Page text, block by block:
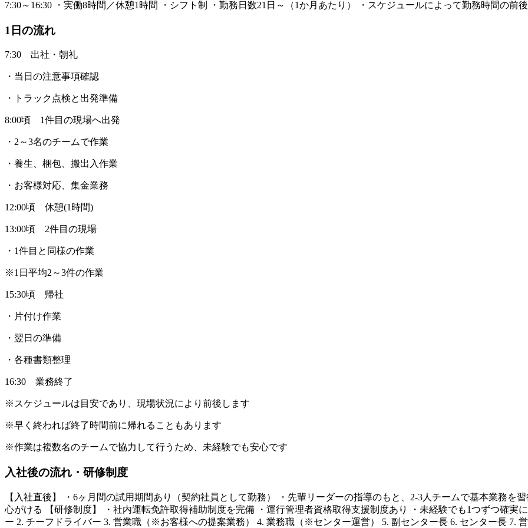
7:30～16:30 ・実働8時間／休憩1時間 ・シフト制 ・勤務日数21日～（1か月あたり） ・スケジュールによって勤務時間の前
1日の流れ
7:30 出社・朝礼
・当日の注意事項確認
・トラック点検と出発準備
8:00頃 1件目の現場へ出発
・2～3名のチームで作業
・養生、梱包、搬出入作業
・お客様対応、集金業務
12:00頃 休憩(1時間)
13:00頃 2件目の現場
・1件目と同様の作業
※1日平均2～3件の作業
15:30頃 帰社
・片付け作業
・翌日の準備
・各種書類整理
16:30 業務終了
※スケジュールは目安であり、現場状況により前後します
※早く終われば終了時間前に帰れることもあります
※作業は複数名のチームで協力して行うため、未経験でも安心です
入社後の流れ・研修制度
【入社直後】 ・6ヶ月間の試用期間あり（契約社員として勤務） ・先輩リーダーの指導のもと、2-3人チームで基本業務を
心がける 【研修制度】 ・社内運転免許取得補助制度を完備 ・運行管理者資格取得支援制度あり ・未経験でも1つずつ確実
ー 2. チーフドライバー 3. 営業職（※お客様への提案業務） 4. 業務職（※センター運営） 5. 副センター長 6. センター長 7.